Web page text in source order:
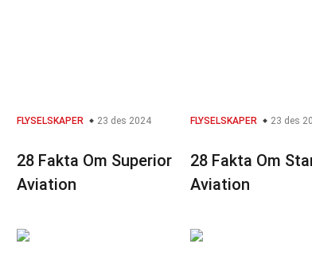
FLYSELSKAPER 23 des 2024
28 Fakta Om Superior
Aviation
FLYSELSKAPER 23 des
28 Fakta Om
Aviation